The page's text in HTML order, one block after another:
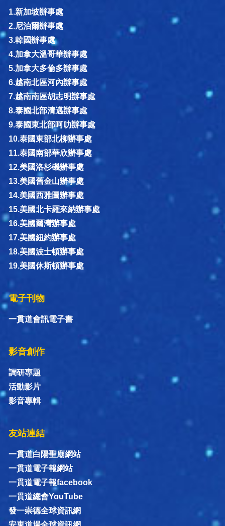
1.新加坡辦事處
2.尼泊爾辦事處
3.韓國辦事處
4.加拿大溫哥華辦事處
5.加拿大多倫多辦事處
6.越南北區河內辦事處
7.越南南區胡志明辦事處
8.泰國北部清邁辦事處
9.泰國東北部呵叻辦事處
10.泰國東部北柳辦事處
11.泰國南部華欣辦事處
12.美國洛杉磯辦事處
13.美國舊金山辦事處
14.美國西雅圖辦事處
15.美國北卡羅來納辦事處
16.美國爾灣辦事處
17.美國紐約辦事處
18.美國波士頓辦事處
19.美國休斯頓辦事處
電子刊物
一貫道會訊電子書
影音創作
調研專題
活動影片
影音專輯
友站連結
一貫道白陽聖廟網站
一貫道電子報網站
一貫道電子報facebook
一貫道總會YouTube
發一崇德全球資訊網